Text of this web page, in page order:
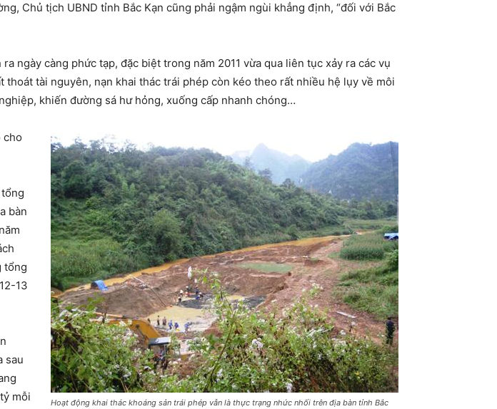
Chủ tịch UBND tỉnh Bắc Kạn cũng phải ngậm ngùi khẳng định, “đối với Bắc
ngày càng phức tạp, đặc biệt trong năm 2011 vừa qua liên tục xảy ra các vụ
tài nguyên, nạn khai thác trái phép còn kéo theo rất nhiều hệ lụy về môi
khiến đường sá hư hỏng, xuống cấp nhanh chóng…
Hoạt động khai thác khoáng sản trái phép vẫn là thực trạng nhức nhối trên địa bàn tỉnh Bắc
cho
bàn
tổng
13
sau
mỗi